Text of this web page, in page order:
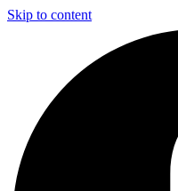
Skip to content